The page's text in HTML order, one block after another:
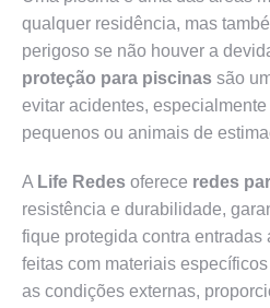
qualquer residência, mas
perigoso se não houver a
proteção para piscinas são
evitar acidentes,
pequenos ou animais de
A Life Redes oferece redes
resistência e durabilidade,
fique protegida contra entradas
feitas com materiais
as condições externas,